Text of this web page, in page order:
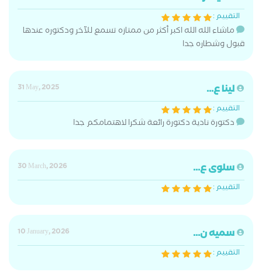
التقييم :
ماشاء الله الله اكبر أكثر من ممتازه تسمع للآخر ودكتوره عندها
قبول وشطاره جدا
لينا ع...
31 May, 2025
التقييم :
دكتورة نادية دكتورة رائعة شكرا لاهتمامكم جدا
سلوى ع...
30 March, 2026
التقييم :
سميه ن...
10 January, 2026
التقييم :